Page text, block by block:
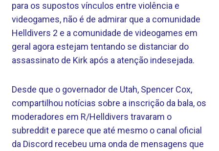
para os supostos vínculos entre violência e
videogames, não é de admirar que a comunidade
Helldivers 2 e a comunidade de videogames em
geral agora estejam tentando se distanciar do
assassinato de Kirk após a atenção indesejada.
Desde que o governador de Utah, Spencer Cox,
compartilhou notícias sobre a inscrição da bala, os
moderadores em R/Helldivers travaram o
subreddit e parece que até mesmo o canal oficial
da Discord recebeu uma onda de mensagens que